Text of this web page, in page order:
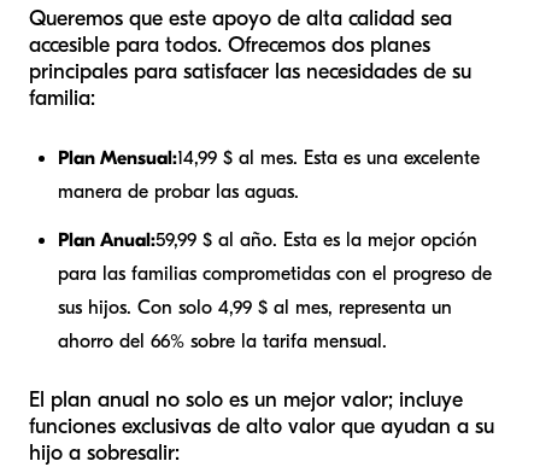
Queremos que este apoyo de alta calidad sea
accesible para todos. Ofrecemos dos planes
principales para satisfacer las necesidades de su
familia:
Plan Mensual:14,99 $ al mes. Esta es una excelente
manera de probar las aguas.
Plan Anual:59,99 $ al año. Esta es la mejor opción
para las familias comprometidas con el progreso de
sus hijos. Con solo 4,99 $ al mes, representa un
ahorro del 66% sobre la tarifa mensual.
El plan anual no solo es un mejor valor; incluye
funciones exclusivas de alto valor que ayudan a su
hijo a sobresalir: